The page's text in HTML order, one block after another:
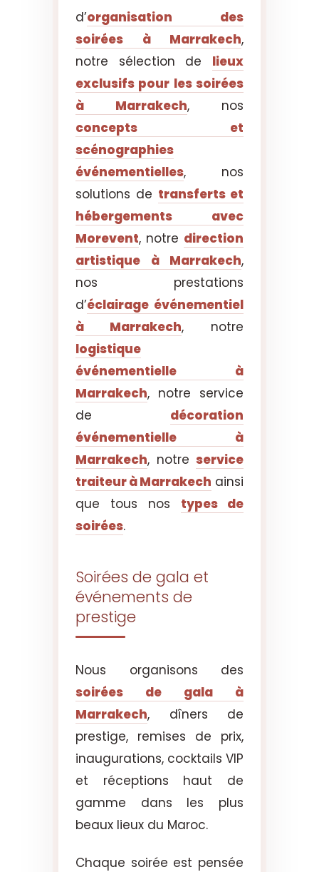
d’organisation des
soirées à Marrakech,
notre sélection de lieux
exclusifs pour les soirées
à Marrakech, nos
concepts et
scénographies
événementielles, nos
solutions de transferts et
hébergements avec
Morevent, notre direction
artistique à Marrakech,
nos prestations
d’éclairage événementiel
à Marrakech, notre
logistique
événementielle à
Marrakech, notre service
de décoration
événementielle à
Marrakech, notre service
traiteur à Marrakech ainsi
que tous nos types de
soirées.
Soirées de gala et
événements de
prestige
Nous organisons des
soirées de gala à
Marrakech, dîners de
prestige, remises de prix,
inaugurations, cocktails VIP
et réceptions haut de
gamme dans les plus
beaux lieux du Maroc.
Chaque soirée est pensée